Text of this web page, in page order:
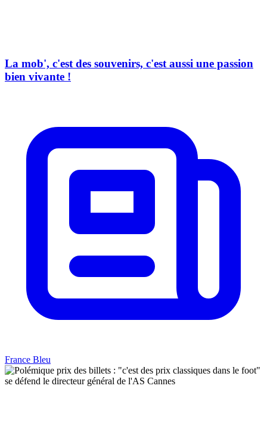
La mob', c'est des souvenirs, c'est aussi une passion
bien vivante !
France Bleu